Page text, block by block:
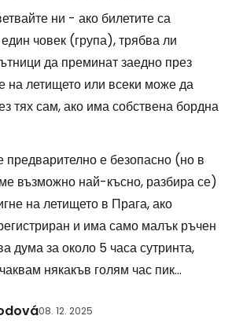
ни - ако билетите са
човек (група), трябва ли
да преминат заедно през
на летището или всеки може да
тях сам, ако има собствена бордна
предварително е безопасно (но в
възможно най-късно, разбира се)
на летището в Прага, ако
и има само малък ръчен
дума за около 5 часа сутринта,
някакъв голям час пик...
08. 12. 2025